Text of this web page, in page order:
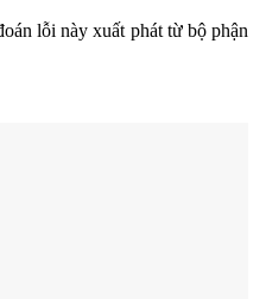
lỗi này xuất phát từ bộ phận